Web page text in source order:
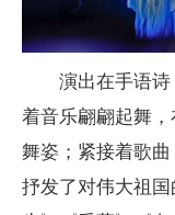
演出在手语诗
着音乐翩翩起舞
舞姿；紧接着歌曲
抒发了对伟大祖